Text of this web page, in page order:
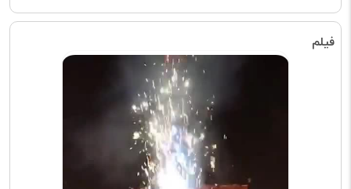
فیلم